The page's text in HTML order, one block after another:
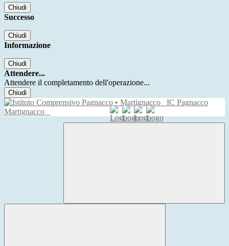
Chiudi
Successo
Chiudi
Informazione
Chiudi
Attendere...
Attendere il completamento dell'operazione...
Chiudi
IC Pagnacco
Martignacco